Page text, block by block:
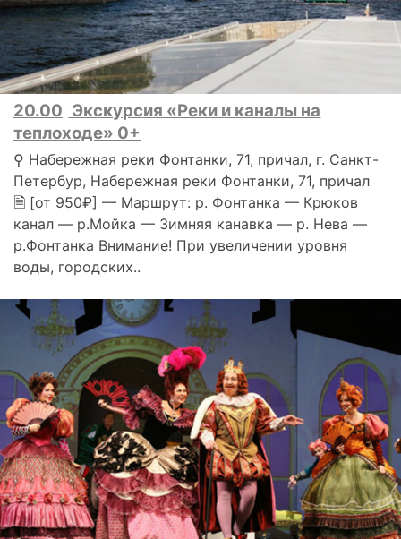
20.00 Экскурсия «Реки и каналы на
теплоходе» 0+
⚲ Набережная реки Фонтанки, 71, причал, г. Санкт-
Петербур, Набережная реки Фонтанки, 71, причал
🗎 [от 950₽] — Маршрут: р. Фонтанка — Крюков
канал — р.Мойка — Зимняя канавка — р. Нева —
р.Фонтанка Внимание! При увеличении уровня
воды, городских..